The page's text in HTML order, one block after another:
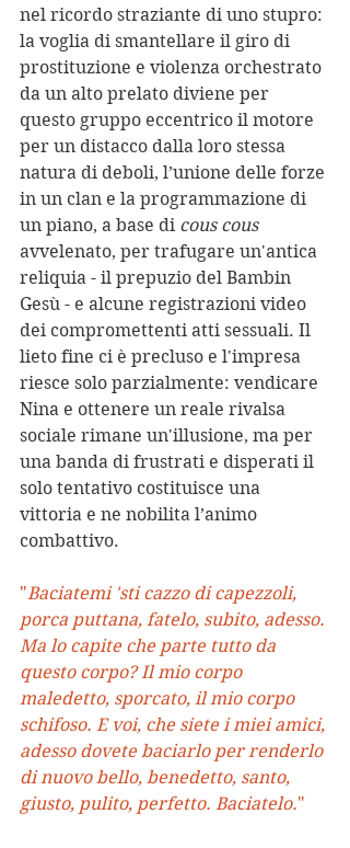
nel ricordo straziante di uno stupro:
la voglia di smantellare il giro di
prostituzione e violenza orchestrato
da un alto prelato diviene per
questo gruppo eccentrico il motore
per un distacco dalla loro stessa
natura di deboli, l’unione delle forze
in un clan e la programmazione di
un piano, a base di cous cous
avvelenato, per trafugare un'antica
reliquia - il prepuzio del Bambin
Gesù - e alcune registrazioni video
dei compromettenti atti sessuali. Il
lieto fine ci è precluso e l'impresa
riesce solo parzialmente: vendicare
Nina e ottenere un reale rivalsa
sociale rimane un'illusione, ma per
una banda di frustrati e disperati il
solo tentativo costituisce una
vittoria e ne nobilita l’animo
combattivo.
"Baciatemi 'sti cazzo di capezzoli,
porca puttana, fatelo, subito, adesso.
Ma lo capite che parte tutto da
questo corpo? Il mio corpo
maledetto, sporcato, il mio corpo
schifoso. E voi, che siete i miei amici,
adesso dovete baciarlo per renderlo
di nuovo bello, benedetto, santo,
giusto, pulito, perfetto. Baciatelo."